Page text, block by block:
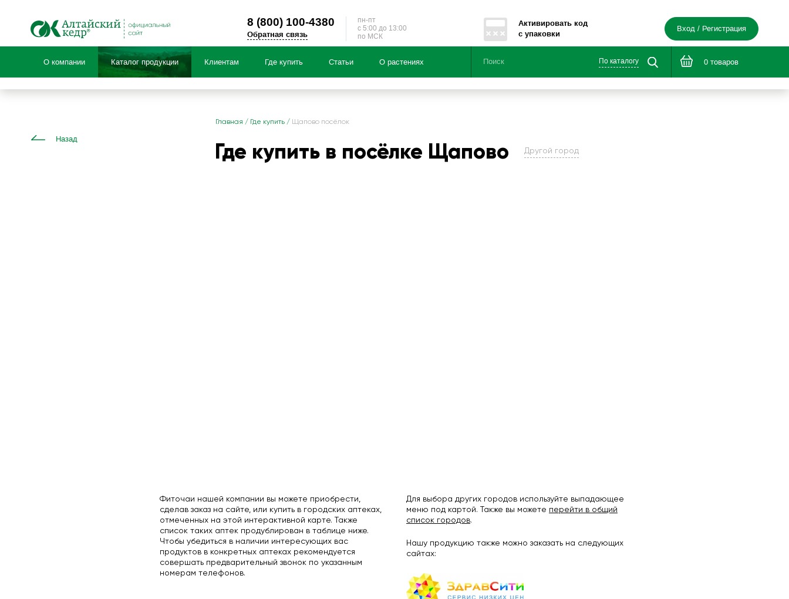
8 (800)100-4380
Обратная связь
пн-пт
c 5:00 до 13:00
по МСК
Активировать код
с упаковки
Вход / Регистрация
О компании Каталог продукции Клиентам Где купить Статьи О растениях По каталогу 0 товаров
Назад
Главная / Где купить / Щапово посёлок
Где купить в посёлке Щапово Другой город
Фиточаи нашей компании вы можете приобрести,
сделав заказ на сайте, или купить в городских аптеках,
отмеченных на этой интерактивной карте. Также
список таких аптек продублирован в таблице ниже.
Чтобы убедиться в наличии интересующих вас
продуктов в конкретных аптеках рекомендуется
совершать предварительный звонок по указанным
номерам телефонов.
Для выбора других городов используйте выпадающее
меню под картой. Также вы можете перейти в общий
список городов.
Нашу продукцию также можно заказать на следующих
сайтах: